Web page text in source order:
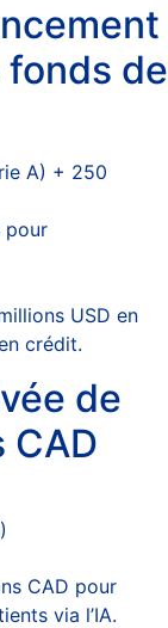
fonds de
A) + 250
pour
USD en
crédit.
de
CAD
CAD pour
via l’IA.